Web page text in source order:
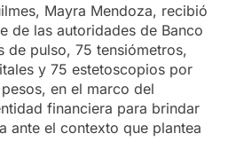
Mayra Mendoza, recibió
de las autoridades de Banco
de pulso, 75 tensiómetros,
y 75 estetoscopios por
en el marco del
financiera para brindar
ante el contexto que plantea